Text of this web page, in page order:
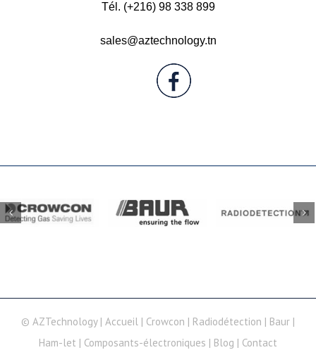
Tél. (+216) 98 338 899
sales@aztechnology.tn
© AZTechnology | Accueil | Crowcon | Radiodétection | Baur |
Ham-let | Composants-électroniques | Blog | Contact